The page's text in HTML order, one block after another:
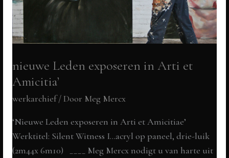
nieuwe Leden exposeren in Arti et
Amicitia’
werkarchief/ Door Meg Mercx
‘Nieuwe Leden exposeren in Arti et Amicitiae’
Werktitel: Silent Witness I…acryl op paneel, drie-luik
(2m44x 6m10) ____ Meg Mercx nodigt u van harte uit